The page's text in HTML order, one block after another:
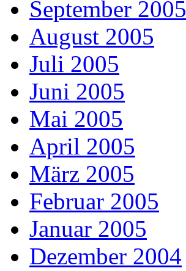
September 2005
August 2005
Juli 2005
Juni 2005
Mai 2005
April 2005
März 2005
Februar 2005
Januar 2005
Dezember 2004